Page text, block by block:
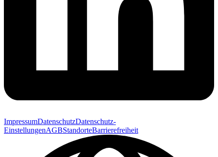
ImpressumDatenschutzDatenschutz-
EinstellungenAGBStandorteBarrierefreiheit